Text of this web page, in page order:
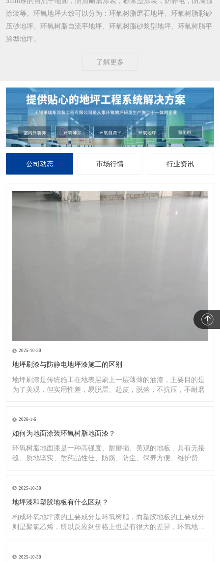
涂装等。环氧地坪大致可以分为：环氧树脂磨石地坪、环氧树脂彩砂
压砂地坪、环氧树脂自流平地坪、环氧树脂砂浆型地坪、环氧树脂平
涂型地坪。
了解更多
公司动态 市场行情 行业资讯
2025-10-30
地坪刷漆与防静电地坪漆施工的区别
地坪刷漆是传统施工在地表层刷上一层薄薄的油漆，主要目的是
为了美观，但实用性差，易脱层、起皮，脱落，不抗压，不耐磨
2026-1-6
如何为地面涂装环氧树脂地面漆？
环氧树脂地面漆是一种高强度、耐磨损、美观的地板，具有无接
缝、质地坚实、耐药品性佳、防腐、防尘、保养方便、维护费用
2025-10-30
地坪漆和塑胶地板有什么区别？
构成环氧地坪漆的主要成分是环氧树脂，而塑胶地板的主要成分
则是聚氯乙烯，所以反应到价格上也是有很大的差异，环氧地坪
2025-10-30